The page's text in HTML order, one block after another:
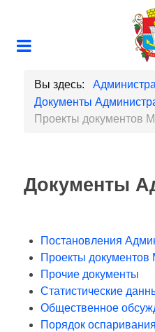
Вы здесь:
Документы
Проекты документов
Документы
Постановления
Проекты
Прочие документы
Статистические
Общественное
Порядок